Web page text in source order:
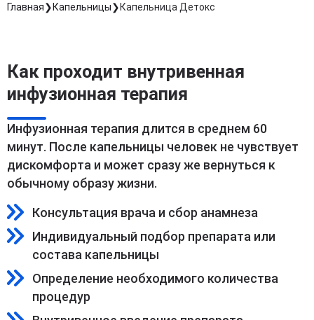
Главная Капельницы Капельница Детокс
Как проходит внутривенная
инфузионная терапия
Инфузионная терапия длится в среднем 60
минут. После капельницы человек не чувствует
дискомфорта и может сразу же вернуться к
обычному образу жизни.
Консультация врача и сбор анамнеза
Индивидуальный подбор препарата или
состава капельницы
Определение необходимого количества
процедур